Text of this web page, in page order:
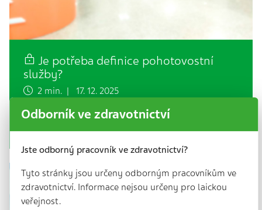
Je potřeba definice pohotovostní
služby?
2 min. | 17. 12. 2025
Když se řekne „lékařská pohotovost“, většině lidí se
vybaví nekonečné čekání v potemnělé čekárně. V
rámci veřejného prostoru se pravidelně…
Odborník ve zdravotnictví
Jste odborný pracovník ve zdravotnictví?
Tyto stránky jsou určeny odborným pracovníkům ve
zdravotnictví. Informace nejsou určeny pro laickou
veřejnost.